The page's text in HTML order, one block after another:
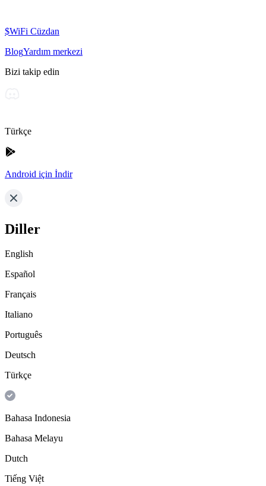
$WiFi Cüzdan
BlogYardım merkezi
Bizi takip edin
Türkçe
Android için İndir
Diller
English
Español
Français
Italiano
Português
Deutsch
Türkçe
Bahasa Indonesia
Bahasa Melayu
Dutch
Tiếng Việt